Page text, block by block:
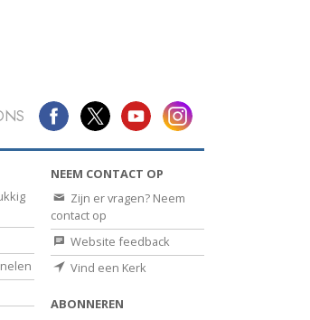
NEEM CONTACT OP
Zijn er vragen? Neem
contact op
Website feedback
Vind een Kerk
ABONNEREN